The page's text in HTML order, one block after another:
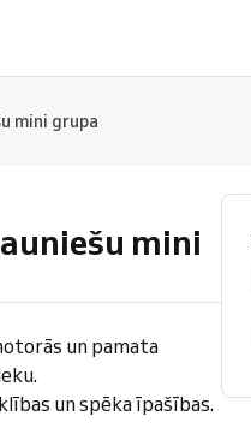
mini grupa
mini
un pamata
un spēka īpašības.